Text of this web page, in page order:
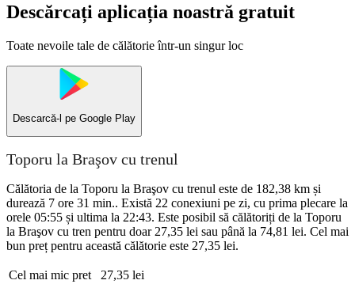
Descărcați aplicația noastră gratuit
Toate nevoile tale de călătorie într-un singur loc
Descarcă-l pe Google Play
Toporu la Braşov cu trenul
Călătoria de la Toporu la Braşov cu trenul este de 182,38 km și
durează 7 ore 31 min.. Există 22 conexiuni pe zi, cu prima plecare la
orele 05:55 și ultima la 22:43. Este posibil să călătoriți de la Toporu
la Braşov cu tren pentru doar 27,35 lei sau până la 74,81 lei. Cel mai
bun preț pentru această călătorie este 27,35 lei.
Cel mai mic pret
27,35 lei